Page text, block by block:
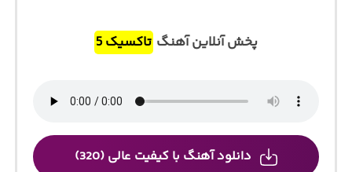
پخش آنلاین آهنگ تاکسیک 5
دانلود آهنگ با کیفیت عالی (320)